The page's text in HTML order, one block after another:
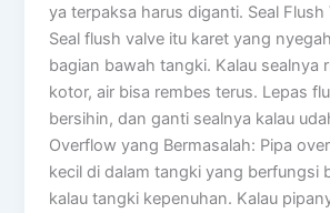
ya terpaksa harus diganti. Seal Flush
Seal flush valve itu karet yang
bagian bawah tangki. Kalau sealnya
kotor, air bisa rembes terus. Lepas
bersihin, dan ganti sealnya kalau
Overflow yang Bermasalah: Pipa
kecil di dalam tangki yang berfungsi
kalau tangki kepenuhan. Kalau